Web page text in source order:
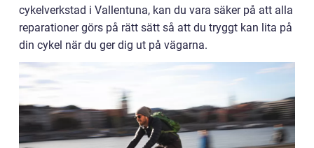
cykelverkstad i Vallentuna, kan du vara säker på att alla
reparationer görs på rätt sätt så att du tryggt kan lita på
din cykel när du ger dig ut på vägarna.